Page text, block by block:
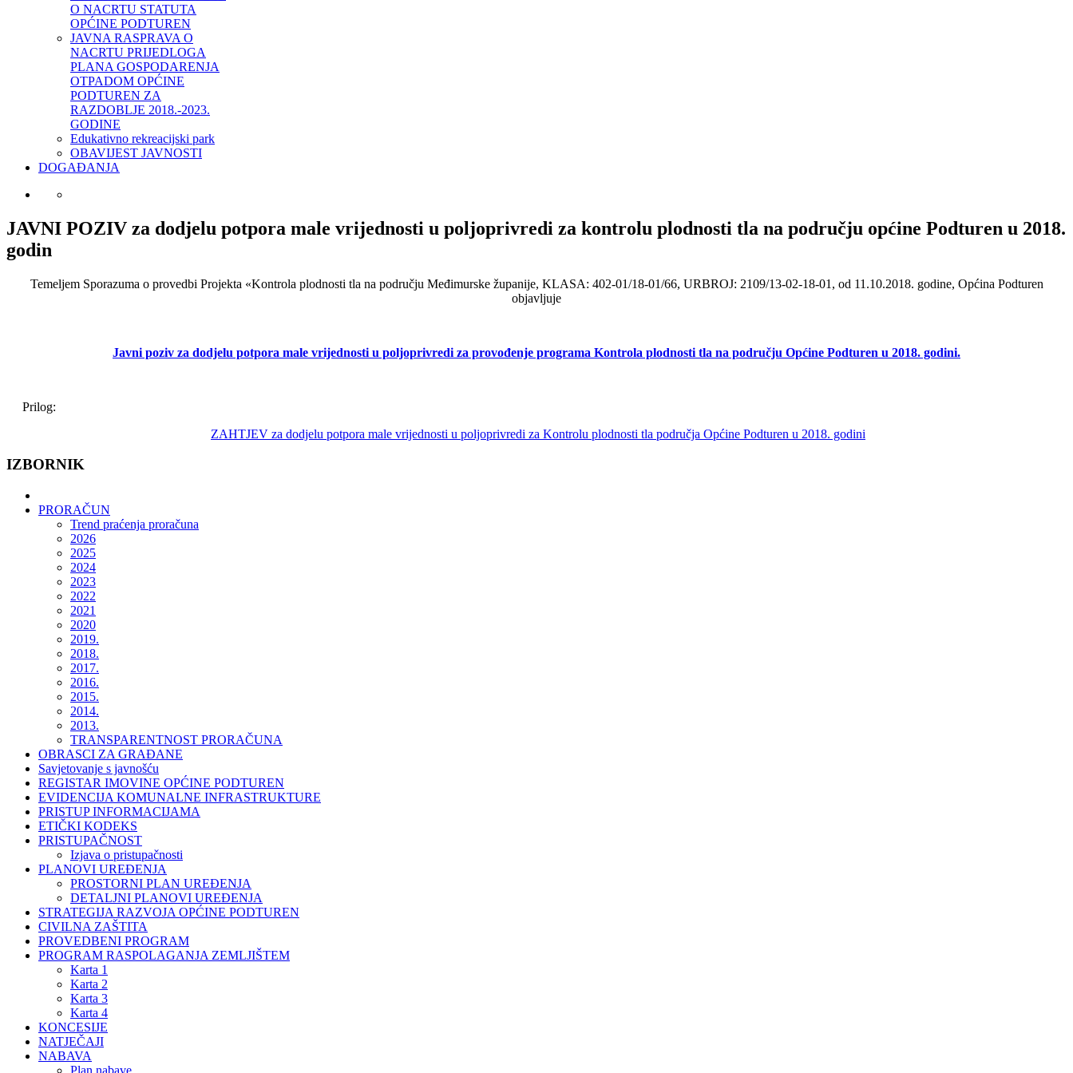
O NACRTU STATUTA
OPĆINE PODTUREN
JAVNA RASPRAVA O
NACRTU PRIJEDLOGA
PLANA GOSPODARENJA
OTPADOM OPĆINE
PODTUREN ZA
RAZDOBLJE 2018.-2023.
GODINE
Edukativno rekreacijski park
OBAVIJEST JAVNOSTI
DOGAĐANJA
JAVNI POZIV za dodjelu potpora male vrijednosti u poljoprivredi za kontrolu plodnosti tla na području općine Podturen u 2018.
godin
Temeljem Sporazuma o provedbi Projekta «Kontrola plodnosti tla na području Međimurske županije, KLASA: 402-01/18-01/66, URBROJ: 2109/13-02-18-01, od 11.10.2018. godine, Općina Podturen
objavljuje
Javni poziv za dodjelu potpora male vrijednosti u poljoprivredi za provođenje programa Kontrola plodnosti tla na području Općine Podturen u 2018. godini.
Prilog:
ZAHTJEV za dodjelu potpora male vrijednosti u poljoprivredi za Kontrolu plodnosti tla područja Općine Podturen u 2018. godini
IZBORNIK
PRORAČUN
Trend praćenja proračuna
2026
2025
2024
2023
2022
2021
2020
2019.
2018.
2017.
2016.
2015.
2014.
2013.
TRANSPARENTNOST PRORAČUNA
OBRASCI ZA GRAĐANE
Savjetovanje s javnošću
REGISTAR IMOVINE OPĆINE PODTUREN
EVIDENCIJA KOMUNALNE INFRASTRUKTURE
PRISTUP INFORMACIJAMA
ETIČKI KODEKS
PRISTUPAČNOST
Izjava o pristupačnosti
PLANOVI UREĐENJA
PROSTORNI PLAN UREĐENJA
DETALJNI PLANOVI UREĐENJA
STRATEGIJA RAZVOJA OPĆINE PODTUREN
CIVILNA ZAŠTITA
PROVEDBENI PROGRAM
PROGRAM RASPOLAGANJA ZEMLJIŠTEM
Karta 1
Karta 2
Karta 3
Karta 4
KONCESIJE
NATJEČAJI
NABAVA
Plan nabave